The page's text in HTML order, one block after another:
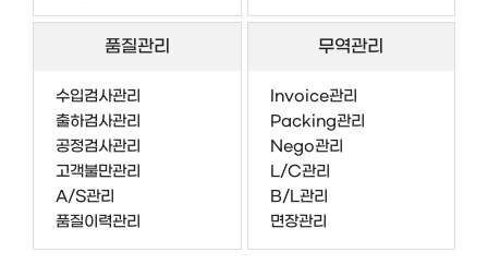
품질관리
수입검사관리
출하검사관리
공정검사관리
고객불만관리
A/S관리
품질이력관리
무역관리
Invoice관리
Packing관리
Nego관리
L/C관리
B/L관리
면장관리